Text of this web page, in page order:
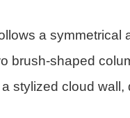
a symmetrical
brush-shaped
stylized cloud